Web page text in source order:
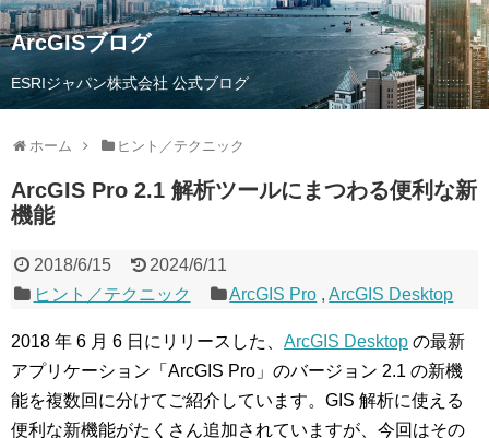
ArcGISブログ
ESRIジャパン株式会社 公式ブログ
ホーム ヒント／テクニック
ArcGIS Pro 2.1 解析ツールにまつわる便利な新
機能
2018/6/15
2024/6/11
ヒント／テクニック
ArcGIS Pro ,ArcGIS Desktop
2018 年 6 月 6 日にリリースした、 ArcGIS Desktop の最新
アプリケーション「ArcGIS Pro」のバージョン 2.1 の新機
能を複数回に分けてご紹介しています。GIS 解析に使える
便利な新機能がたくさん追加されていますが、今回はその